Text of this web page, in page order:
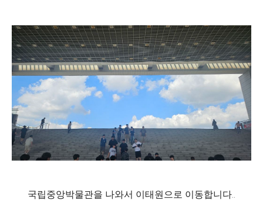
국립중앙박물관을 나와서 이태원으로 이동합니다..